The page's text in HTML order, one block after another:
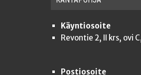
Käyntiosoite
Revontie 2, II krs, ovi
Postiosoite